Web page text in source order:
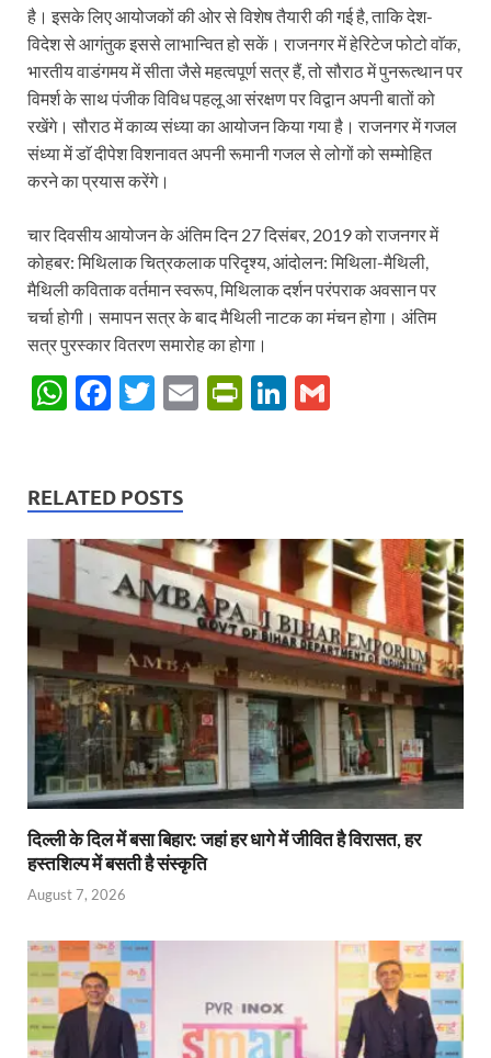
है। इसके लिए आयोजकों की ओर से विशेष तैयारी की गई है, ताकि देश-
विदेश से आगंतुक इससे लाभान्वित हो सकें। राजनगर में हेरिटेज फोटो वाॅक,
भारतीय वाडंगमय में सीता जैसे महत्वपूर्ण सत्र हैं, तो सौराठ में पुनरूत्थान पर
विमर्श के साथ पंजीक विविध पहलू आ संरक्षण पर विद्वान अपनी बातों को
रखेंगे। सौराठ में काव्य संध्या का आयोजन किया गया है। राजनगर में गजल
संध्या में डाॅ दीपेश विशनावत अपनी रूमानी गजल से लोगों को सम्मोहित
करने का प्रयास करेंगे।
चार दिवसीय आयोजन के अंतिम दिन 27 दिसंबर, 2019 को राजनगर में
कोहबर: मिथिलाक चित्रकलाक परिदृश्य, आंदोलन: मिथिला-मैथिली,
मैथिली कविताक वर्तमान स्वरूप, मिथिलाक दर्शन परंपराक अवसान पर
चर्चा होगी। समापन सत्र के बाद मैथिली नाटक का मंचन होगा। अंतिम
सत्र पुरस्कार वितरण समारोह का होगा।
W
s
A
p
p
F
b
o
o
k
T
er
E
P
ie
n
dl
y
Li
dI
n
RELATED POSTS
दिल्ली के दिल में बसा बिहार: जहां हर धागे में जीवित है विरासत, हर
हस्तशिल्प में बसती है संस्कृति
August 7, 2026